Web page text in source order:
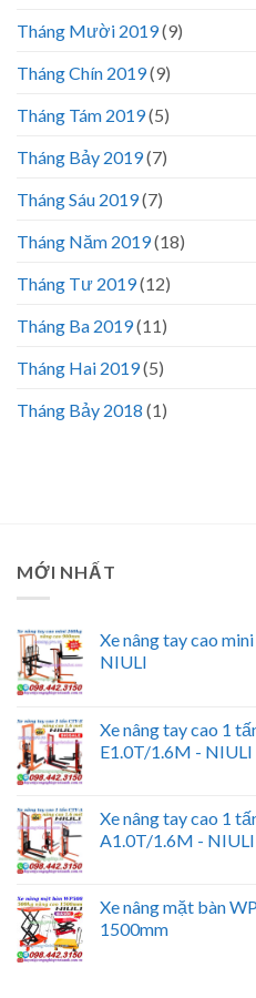
Tháng Mười 2019(9)
Tháng Chín 2019(9)
Tháng Tám 2019(5)
Tháng Bảy 2019(7)
Tháng Sáu 2019(7)
Tháng Năm 2019(18)
Tháng Tư 2019(12)
Tháng Ba 2019(11)
Tháng Hai 2019(5)
Tháng Bảy 2018 (1)
MỚI NHẤT
Xe nâng tay cao
NIULI
Xe nâng tay cao 1
E1.0T/1.6M - NIULI
Xe nâng tay cao 1
A1.0T/1.6M - NIULI
Xe nâng mặt bàn
1500mm